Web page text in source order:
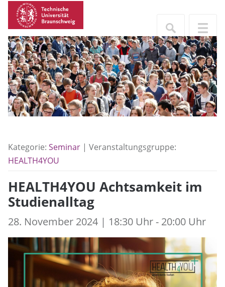
Kategorie: Seminar | Veranstaltungsgruppe:
HEALTH4YOU
HEALTH4YOU Achtsamkeit im
Studienalltag
28. November 2024 | 18:30 Uhr - 20:00 Uhr